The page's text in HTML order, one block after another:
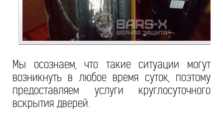
Мы осознаем, что такие ситуации могут
возникнуть в любое время суток, поэтому
предоставляем услуги круглосуточного
вскрытия дверей.